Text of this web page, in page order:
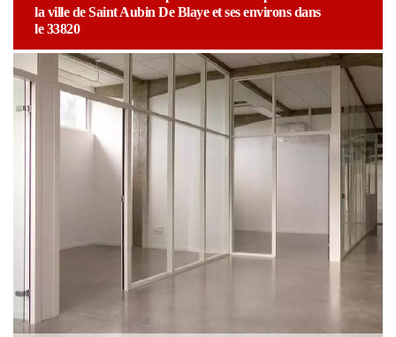
la ville de Saint Aubin De Blaye et ses environs dans
le 33820